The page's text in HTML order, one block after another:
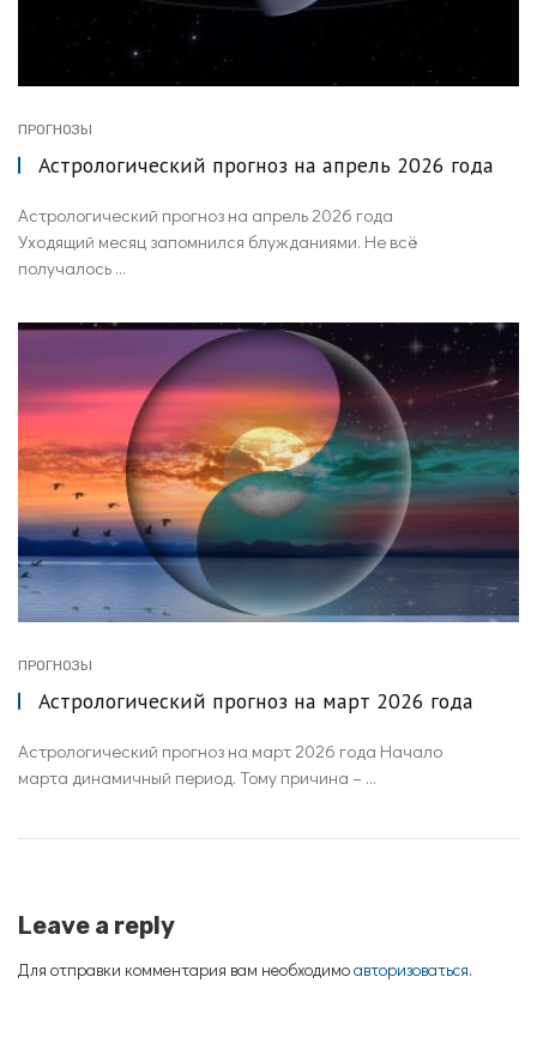
ПРОГНОЗЫ
Астрологический прогноз на апрель 2026 года
Астрологический прогноз на апрель 2026 года
Уходящий месяц запомнился блужданиями. Не всё
получалось ...
ПРОГНОЗЫ
Астрологический прогноз на март 2026 года
Астрологический прогноз на март 2026 года Начало
марта динамичный период. Тому причина – ...
Leave a reply
Для отправки комментария вам необходимоавторизоваться.